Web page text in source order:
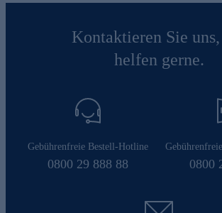
Kontaktieren Sie
helfen gerne.
Gebührenfreie Bestell-Hotline
0800 29 888 88 0800